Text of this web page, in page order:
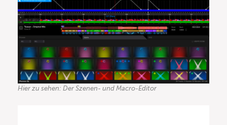
Hier zu sehen: Der Szenen- und Macro-Editor